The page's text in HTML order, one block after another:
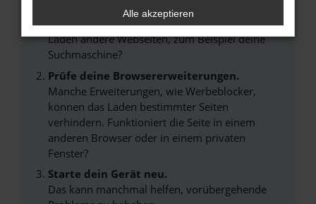
Überprüfe deine Firewall und deine
Internetverbindung.
Laden andere Webseiten, zum Beispiel deine
Suchmaschine?
Prüfe deine Browsererweiterungen.
Manche Erweiterungen, wie Werbeblocker,
können das Laden bestimmter Seiten
verhindern. Funktioniert die Seite in einem
anderen Browser oder in einem privaten
Fenster?
Starte dein Gerät neu.
Das kann manchmal helfen, vorübergehende
Alle akzeptieren